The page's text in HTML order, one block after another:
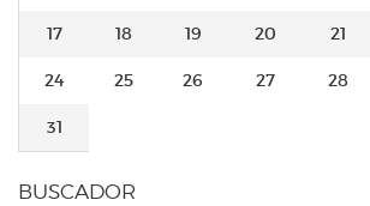
17 18 19 20 21
24 25 26 27 28
31
BUSCADOR